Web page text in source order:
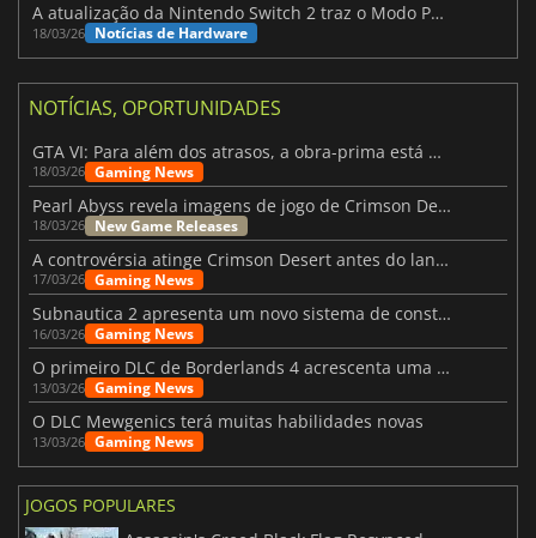
A atualização da Nintendo Switch 2 traz o Modo Portátil aos jogos mais antigos da Switch
18/03/26 Notícias de Hardware
NOTÍCIAS, OPORTUNIDADES
GTA VI: Para além dos atrasos, a obra-prima está quase a chegar
18/03/26 Gaming News
Pearl Abyss revela imagens de jogo de Crimson Desert para a PS5
18/03/26 New Game Releases
A controvérsia atinge Crimson Desert antes do lançamento
17/03/26 Gaming News
Subnautica 2 apresenta um novo sistema de construção de bases
16/03/26 Gaming News
O primeiro DLC de Borderlands 4 acrescenta uma nova personagem e muito mais
13/03/26 Gaming News
O DLC Mewgenics terá muitas habilidades novas
13/03/26 Gaming News
JOGOS POPULARES